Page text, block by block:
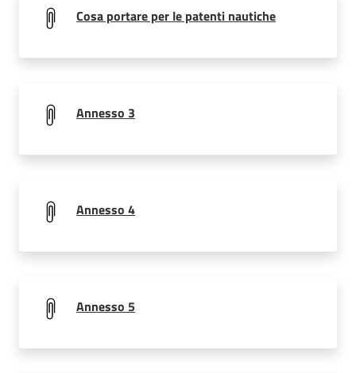
Cosa portare per le patenti nautiche
Annesso 3
Annesso 4
Annesso 5